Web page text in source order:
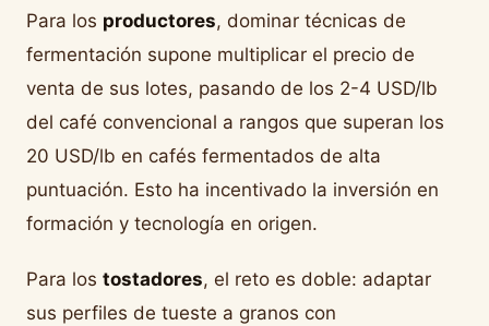
Para los productores, dominar técnicas de
fermentación supone multiplicar el precio de
venta de sus lotes, pasando de los 2-4 USD/lb
del café convencional a rangos que superan los
20 USD/lb en cafés fermentados de alta
puntuación. Esto ha incentivado la inversión en
formación y tecnología en origen.
Para los tostadores, el reto es doble: adaptar
sus perfiles de tueste a granos con